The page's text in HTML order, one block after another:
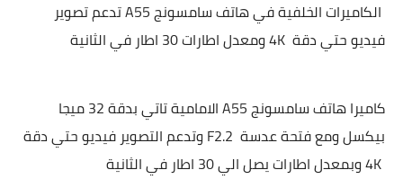
الكاميرات الخلفية في هاتف سامسونجA55تدعم تصوير
فيديو حتي دقة 4Kومعدل اطارات 30 اطار في الثانية
كاميرا هاتف سامسونجA55
الامامية تاتي بدقة 32 ميجا
بيكسل ومع فتحة عدسة F2.2وتدعم التصوير فيديو حتي دقة
4Kوبمعدل اطارات يصل الي 30 اطار في الثانية